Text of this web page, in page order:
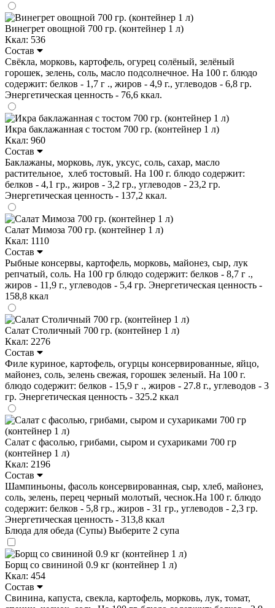
Винегрет овощной 700 гр. (контейнер 1 л)
Ккал: 536
Состав
Свёкла, морковь, картофель, огурец солёный, зелёный
горошек, зелень, соль, масло подсолнечное. На 100 г. блюдо
содержит: белков - 1,7 г ., жиров - 4,9 г., углеводов - 6,8 гр.
Энергетическая ценность - 76,6 ккал.
Икра баклажанная с тостом 700 гр. (контейнер 1 л)
Ккал: 960
Состав
Баклажаны, морковь, лук, уксус, соль, сахар, масло
растительное, хлеб тостовый. На 100 г. блюдо содержит:
белков - 4,1 гр., жиров - 3,2 гр., углеводов - 23,2 гр.
Энергетическая ценность - 137,2 ккал.
Салат Мимоза 700 гр. (контейнер 1 л)
Ккал: 1110
Состав
Рыбные консервы, картофель, морковь, майонез, сыр, лук
репчатый, соль. На 100 гр блюдо содержит: белков - 8,7 г .,
жиров - 11,9 г., углеводов - 5,4 гр. Энергетическая ценность -
158,8 ккал
Салат Столичный 700 гр. (контейнер 1 л)
Ккал: 2276
Состав
Филе куриное, картофель, огурцы консервированные, яйцо,
майонез, соль, зелень свежая, горошек зеленый. На 100 г.
блюдо содержит: белков - 15,9 г ., жиров - 27.8 г., углеводов - 3
гр. Энергетическая ценность - 325.2 ккал
Салат с фасолью, грибами, сыром и сухариками 700 гр
(контейнер 1 л)
Ккал: 2196
Состав
Шампиньоны, фасоль консервированная, сыр, хлеб, майонез,
соль, зелень, перец черный молотый, чеснок.На 100 г. блюдо
содержит: белков - 5,8 гр., жиров - 31 гр., углеводов - 2,3 гр.
Энергетическая ценность - 313,8 ккал
Блюда для обеда (Супы) Выберите 2 супа
Борщ со свининой 0.9 кг (контейнер 1 л)
Ккал: 454
Состав
Свинина, капуста, свекла, картофель, морковь, лук, томат,